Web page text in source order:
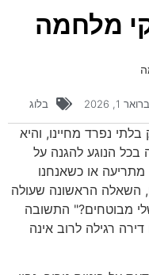
מלחמה
1, 2026 בלוג
נפרד מחיינו, והיא
הנוגע להגנה על
מתריעה או כשאנחנו
השאלה הראשונה שעולה
מבוטחים?" התשובה
רגילה לרוב אינה